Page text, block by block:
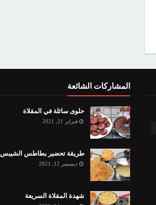
المشاركات الشائعة
حلوى سائلة في المقلاة
فبراير 21, 2021
طريقة تحضير بطاطس الشيبس
ديسمبر 12, 2021
شهدة المقلاة السريعة